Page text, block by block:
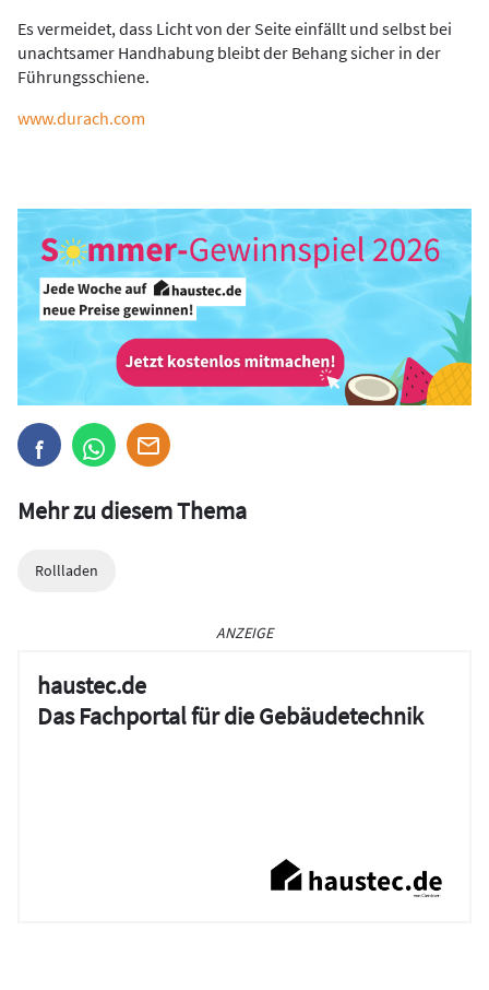
Es vermeidet, dass Licht von der Seite einfällt und selbst bei
unachtsamer Handhabung bleibt der Behang sicher in der
Führungsschiene.
www.durach.com
Mehr zu diesem Thema
Rollladen
ANZEIGE
haustec.de
Das Fachportal für die Gebäudetechnik